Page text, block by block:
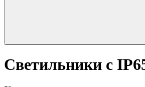
Светильники с